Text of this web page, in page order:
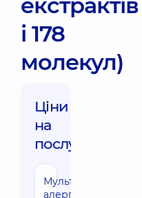
і 178
молекул)
Ціни
на
послуги:
Мультикомпонентна
алергодіагностика